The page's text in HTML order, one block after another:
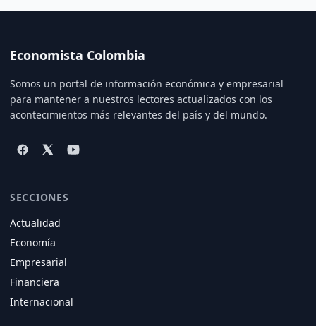
Economista Colombia
Somos un portal de información económica y empresarial
para mantener a nuestros lectores actualizados con los
acontecimientos más relevantes del país y del mundo.
SECCIONES
Actualidad
Economía
Empresarial
Financiera
Internacional